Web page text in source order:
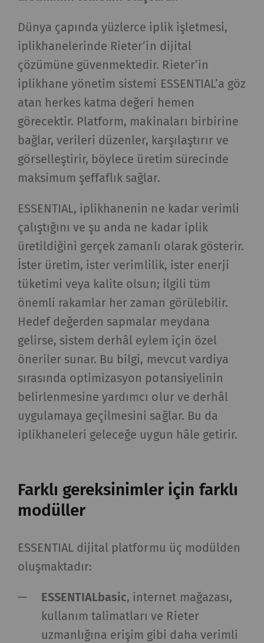
Dünya çapında yüzlerce iplik işletmesi,
iplikhanelerinde Rieter’in dijital
çözümüne güvenmektedir. Rieter’in
iplikhane yönetim sistemi ESSENTIAL’a göz
atan herkes katma değeri hemen
görecektir. Platform, makinaları birbirine
bağlar, verileri düzenler, karşılaştırır ve
görselleştirir, böylece üretim sürecinde
maksimum şeffaflık sağlar.
ESSENTIAL, iplikhanenin ne kadar verimli
çalıştığını ve şu anda ne kadar iplik
üretildiğini gerçek zamanlı olarak gösterir.
İster üretim, ister verimlilik, ister enerji
tüketimi veya kalite olsun; ilgili tüm
önemli rakamlar her zaman görülebilir.
Hedef değerden sapmalar meydana
gelirse, sistem derhâl eylem için özel
öneriler sunar. Bu bilgi, mevcut vardiya
sırasında optimizasyon potansiyelinin
belirlenmesine yardımcı olur ve derhâl
uygulamaya geçilmesini sağlar. Bu da
iplikhaneleri geleceğe uygun hâle getirir.
Farklı gereksinimler için farklı
modüller
ESSENTIAL dijital platformu üç modülden
oluşmaktadır:
ESSENTIALbasic, internet mağazası,
kullanım talimatları ve Rieter
uzmanlığına erişim gibi daha verimli